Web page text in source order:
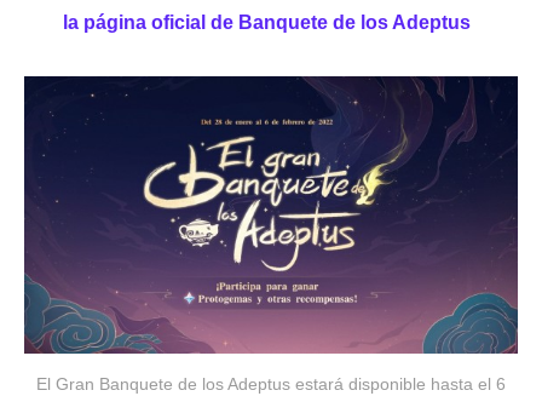
la página oficial de Banquete de los Adeptus
El Gran Banquete de los Adeptus estará disponible hasta el 6